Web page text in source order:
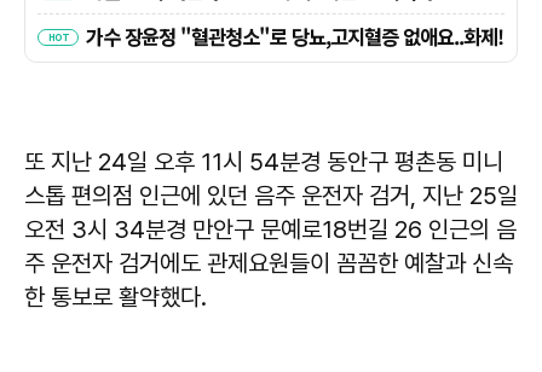
또 지난 24일 오후 11시 54분경 동안구 평촌동 미니
스톱 편의점 인근에 있던 음주 운전자 검거, 지난 25일
오전 3시 34분경 만안구 문예로18번길 26 인근의 음
주 운전자 검거에도 관제요원들이 꼼꼼한 예찰과 신속
한 통보로 활약했다.